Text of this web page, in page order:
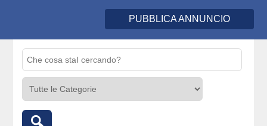
PUBBLICA ANNUNCIO